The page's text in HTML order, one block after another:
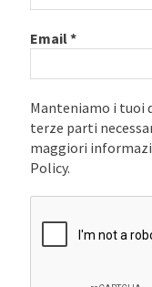
Email*
Manteniamo i tuoi
terze parti
maggiori
Policy.